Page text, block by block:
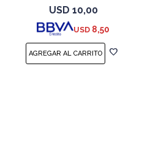
USD 10,00
USD 8,50